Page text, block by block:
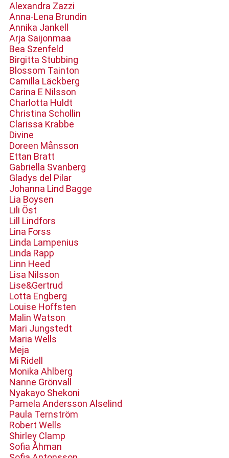
Alexandra Zazzi
Anna-Lena Brundin
Annika Jankell
Arja Saijonmaa
Bea Szenfeld
Birgitta Stubbing
Blossom Tainton
Camilla Läckberg
Carina E Nilsson
Charlotta Huldt
Christina Schollin
Clarissa Krabbe
Divine
Doreen Månsson
Ettan Bratt
Gabriella Svanberg
Gladys del Pilar
Johanna Lind Bagge
Lia Boysen
Lili Öst
Lill Lindfors
Lina Forss
Linda Lampenius
Linda Rapp
Linn Heed
Lisa Nilsson
Lise&Gertrud
Lotta Engberg
Louise Hoffsten
Malin Watson
Mari Jungstedt
Maria Wells
Meja
Mi Ridell
Monika Ahlberg
Nanne Grönvall
Nyakayo Shekoni
Pamela Andersson Alselind
Paula Ternström
Robert Wells
Shirley Clamp
Sofia Åhman